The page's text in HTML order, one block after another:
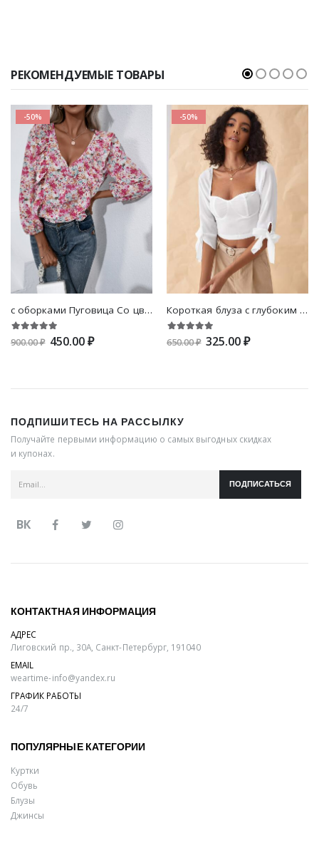
РЕКОМЕНДУЕМЫЕ ТОВАРЫ
-50%
с оборками Пуговица Со цветочками Принт Бохо Блузы
900.00 ₽ 450.00 ₽
-50%
Короткая блуза с глубоким декольте с молнией
650.00 ₽ 325.00 ₽
ПОДПИШИТЕСЬ НА РАССЫЛКУ
Получайте первыми информацию о самых выгодных скидках
и купонах.
ПОДПИСАТЬСЯ
ВК
КОНТАКТНАЯ ИНФОРМАЦИЯ
АДРЕС
Лиговский пр., 30А, Санкт-Петербург, 191040
EMAIL
weartime-info@yandex.ru
ГРАФИК РАБОТЫ
24/7
ПОПУЛЯРНЫЕ КАТЕГОРИИ
Куртки
Обувь
Блузы
Джинсы